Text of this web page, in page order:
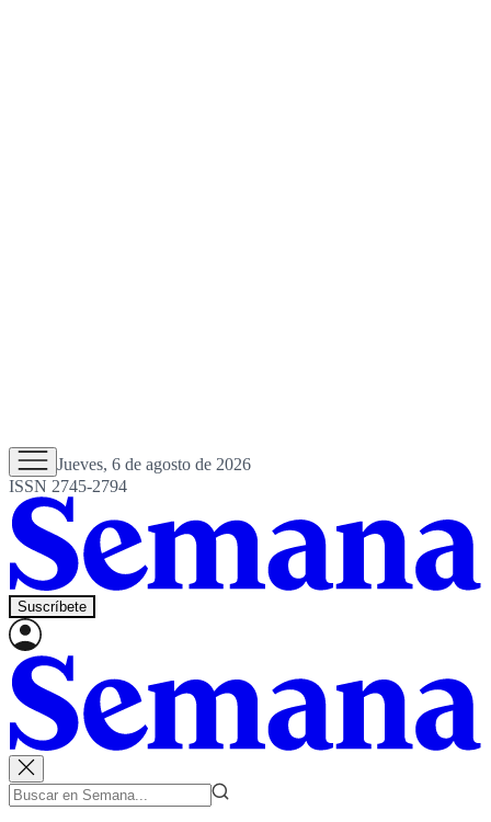
Jueves, 6 de agosto de 2026
ISSN 2745-2794
Suscríbete